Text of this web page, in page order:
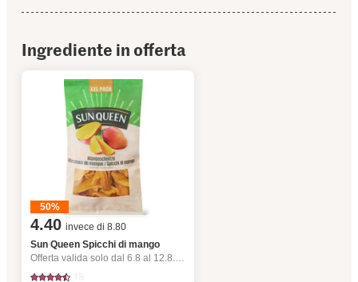
Ingrediente in offerta
50%
4.40 invece di 8.80
Sun Queen Spicchi di mango
Offerta valida solo dal 6.8 al 12.8.2026, fino a esaurimento dello stock.